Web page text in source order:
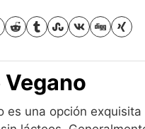
Vegano
es una opción exquisita